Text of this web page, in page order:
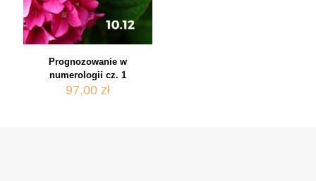
Prognozowanie w
numerologii cz. 1
97,00 zł